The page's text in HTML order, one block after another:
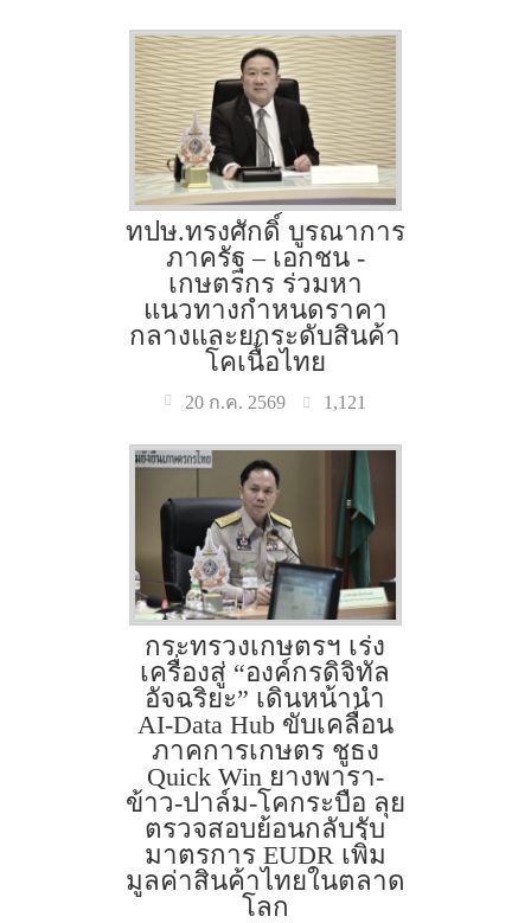
ทปษ.ทรงศักดิ์ บูรณาการ
ภาครัฐ – เอกชน -
เกษตรกร ร่วมหา
แนวทางกำหนดราคา
กลางและยกระดับสินค้า
โคเนื้อไทย
20 ก.ค. 2569 1,121
กระทรวงเกษตรฯ เร่ง
เครื่องสู่ “องค์กรดิจิทัล
อัจฉริยะ” เดินหน้านำ
AI-Data Hub ขับเคลื่อน
ภาคการเกษตร ชูธง
Quick Win ยางพารา-
ข้าว-ปาล์ม-โคกระบือ ลุย
ตรวจสอบย้อนกลับรับ
มาตรการ EUDR เพิ่ม
มูลค่าสินค้าไทยในตลาด
โลก